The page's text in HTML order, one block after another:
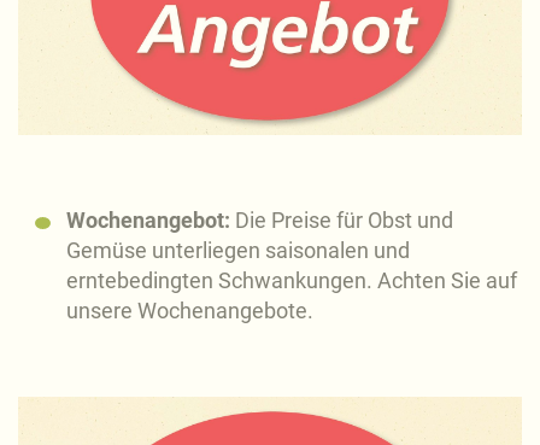
Wochenangebot: Die Preise für Obst und
Gemüse unterliegen saisonalen und
erntebedingten Schwankungen. Achten Sie auf
unsere Wochenangebote.